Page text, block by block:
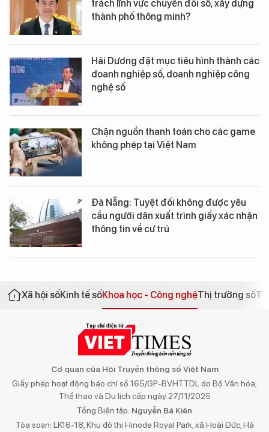
trách lĩnh vực chuyển đổi số, xây dựng
thành phố thông minh?
Hải Dương đặt mục tiêu hình thành các
doanh nghiệp số, doanh nghiệp công
nghệ số
Chặn nguồn thanh toán cho các game
không phép tại Việt Nam
Đà Nẵng: Tuyệt đối không được yêu
cầu người dân xuất trình giấy xác nhận
thông tin về cư trú
Xã hội sốKinh tế sốKhoa học - Công nghệThị trường số
Cơ quan của Hội Truyền thông số Việt Nam
Giấy phép hoạt động báo chí số 165/GP-BVHTTDL do Bộ Văn hóa,
Thể thao và Du lịch cấp ngày 27/11/2025
Tổng Biên tập: Nguyễn Bá Kiên
Tòa soạn: LK16-18, Khu đô thị Hinode Royal Park, xã Hoài Đức, Hà